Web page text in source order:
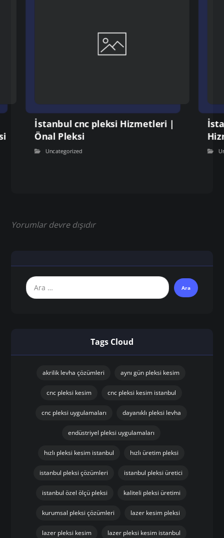
İstanbul cnc pleksi Hizmetleri |
Önal Pleksi
Uncategorized
Yorumlar devre dışıdır
Tags Cloud
akrilik levha çözümleri aynı gün pleksi kesim
cnc pleksi kesim cnc pleksi kesim istanbul
cnc pleksi uygulamaları dayanıklı pleksi levha
endüstriyel pleksi uygulamaları
hızlı pleksi kesim istanbul hızlı üretim pleksi
istanbul pleksi çözümleri istanbul pleksi üretici
istanbul özel ölçü pleksi kaliteli pleksi üretimi
kurumsal pleksi çözümleri lazer kesim pleksi
lazer pleksi kesim lazer pleksi kesim istanbul